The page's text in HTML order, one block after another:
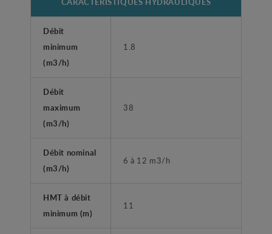
Débit
minimum
(m3/h)
1.8
Débit
maximum
(m3/h)
38
Débit nominal
(m3/h)
6 à 12 m3/h
HMT à débit
minimum (m)
11